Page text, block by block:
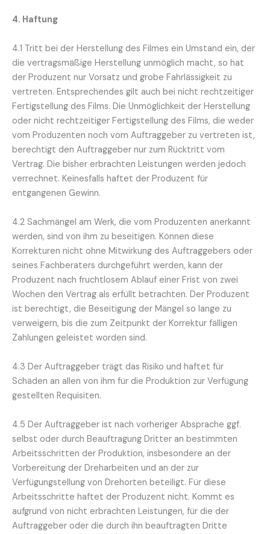
4. Haftung
4.1 Tritt bei der Herstellung des Filmes ein Umstand ein, der
die vertragsmäßige Herstellung unmöglich macht, so hat
der Produzent nur Vorsatz und grobe Fahrlässigkeit zu
vertreten. Entsprechendes gilt auch bei nicht rechtzeitiger
Fertigstellung des Films. Die Unmöglichkeit der Herstellung
oder nicht rechtzeitiger Fertigstellung des Films, die weder
vom Produzenten noch vom Auftraggeber zu vertreten ist,
berechtigt den Auftraggeber nur zum Rücktritt vom
Vertrag. Die bisher erbrachten Leistungen werden jedoch
verrechnet. Keinesfalls haftet der Produzent für
entgangenen Gewinn.
4.2 Sachmängel am Werk, die vom Produzenten anerkannt
werden, sind von ihm zu beseitigen. Können diese
Korrekturen nicht ohne Mitwirkung des Auftraggebers oder
seines Fachberaters durchgeführt werden, kann der
Produzent nach fruchtlosem Ablauf einer Frist von zwei
Wochen den Vertrag als erfüllt betrachten. Der Produzent
ist berechtigt, die Beseitigung der Mängel so lange zu
verweigern, bis die zum Zeitpunkt der Korrektur fälligen
Zahlungen geleistet worden sind.
4.3 Der Auftraggeber trägt das Risiko und haftet für
Schäden an allen von ihm für die Produktion zur Verfügung
gestellten Requisiten.
4.5 Der Auftraggeber ist nach vorheriger Absprache ggf.
selbst oder durch Beauftragung Dritter an bestimmten
Arbeitsschritten der Produktion, insbesondere an der
Vorbereitung der Dreharbeiten und an der zur
Verfügungstellung von Drehorten beteiligt. Für diese
Arbeitsschritte haftet der Produzent nicht. Kommt es
aufgrund von nicht erbrachten Leistungen, für die der
Auftraggeber oder die durch ihn beauftragten Dritte